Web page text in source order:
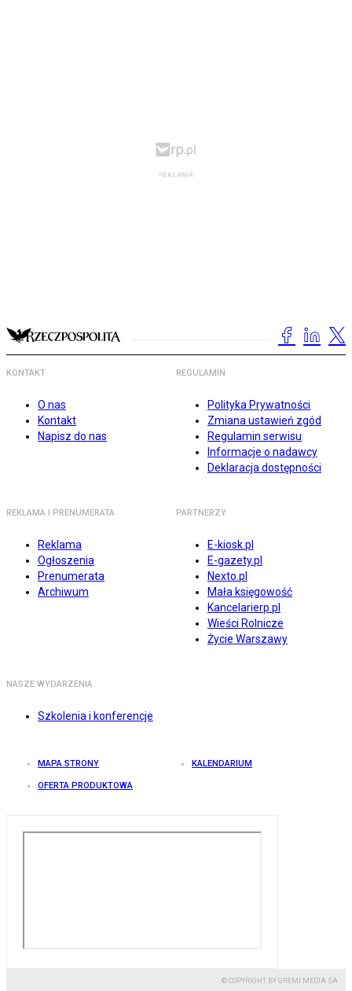
KONTAKT
O nas
Kontakt
Napisz do nas
REGULAMIN
Polityka Prywatności
Zmiana ustawień zgód
Regulamin serwisu
Informacje o nadawcy
Deklaracja dostępności
REKLAMA I PRENUMERATA
Reklama
Ogłoszenia
Prenumerata
Archiwum
PARTNERZY
E-kiosk.pl
E-gazety.pl
Nexto.pl
Mała księgowość
Kancelarierp.pl
Wieści Rolnicze
Życie Warszawy
NASZE WYDARZENIA
Szkolenia i konferencje
MAPA STRONY KALENDARIUM
OFERTA PRODUKTOWA
© COPYRIGHT BY GREMI MEDIA SA